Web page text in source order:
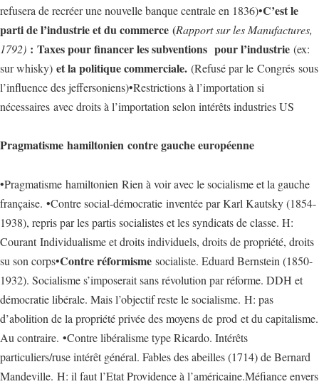
refusera de recréer une nouvelle banque centrale en 1836)•C’est le
parti de l’industrie et du commerce (Rapport sur les Manufactures,
1792) : Taxes pour financer les subventions pour l’industrie (ex:
sur whisky) et la politique commerciale. (Refusé par le Congrés sous
l’influence des jeffersoniens)•Restrictions à l’importation si
nécessaires avec droits à l’importation selon intérêts industries US
Pragmatisme hamiltonien contre gauche européenne
•Pragmatisme hamiltonien Rien à voir avec le socialisme et la gauche
française. •Contre social-démocratie inventée par Karl Kautsky (1854-
1938), repris par les partis socialistes et les syndicats de classe. H:
Courant Individualisme et droits individuels, droits de propriété, droits
su son corps•Contre réformisme socialiste. Eduard Bernstein (1850-
1932). Socialisme s’imposerait sans révolution par réforme. DDH et
démocratie libérale. Mais l’objectif reste le socialisme. H: pas
d’abolition de la propriété privée des moyens de prod et du capitalisme.
Au contraire. •Contre libéralisme type Ricardo. Intérêts
particuliers/ruse intérêt général. Fables des abeilles (1714) de Bernard
Mandeville. H: il faut l’Etat Providence à l’américaine.Méfiance envers